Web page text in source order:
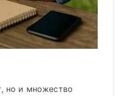
но и множество